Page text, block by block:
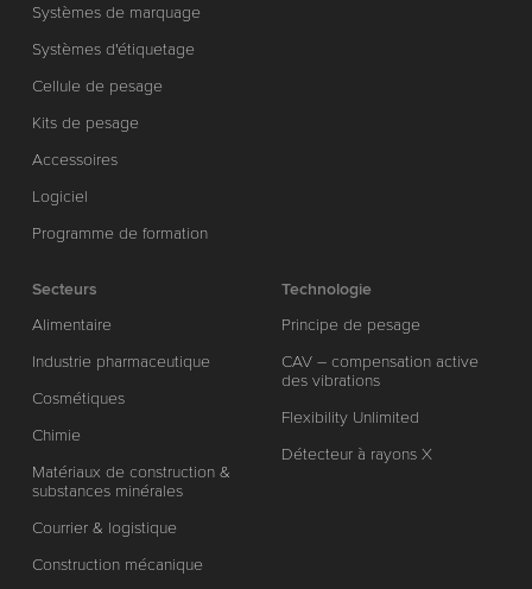
Systèmes de marquage
Systèmes d'étiquetage
Cellule de pesage
Kits de pesage
Accessoires
Logiciel
Programme de formation
Secteurs
Alimentaire
Industrie pharmaceutique
Cosmétiques
Chimie
Matériaux de construction &
substances minérales
Courrier & logistique
Construction mécanique
Technologie
Principe de pesage
CAV – compensation active
des vibrations
Flexibility Unlimited
Détecteur à rayons X